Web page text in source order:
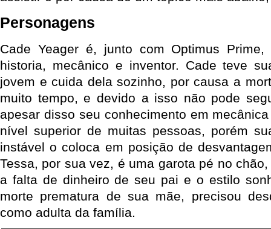
Personagens
Cade Yeager é, junto com Optimus
historia, mecânico e inventor. Cade teve
jovem e cuida dela sozinho, por causa a
muito tempo, e devido a isso não pode
apesar disso seu conhecimento em
nível superior de muitas pessoas, porém
instável o coloca em posição de
Tessa, por sua vez, é uma garota pé no
a falta de dinheiro de seu pai e o estilo
morte prematura de sua mãe, precisou
como adulta da família.